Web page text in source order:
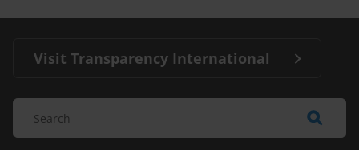
Visit Transparency International